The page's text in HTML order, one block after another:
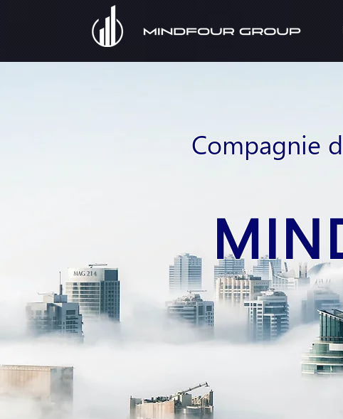
Compagnie